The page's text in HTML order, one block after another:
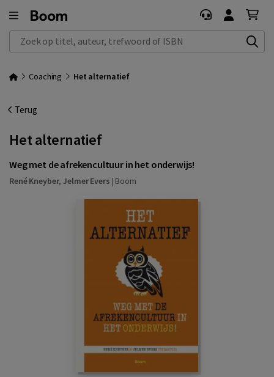
Zoek op titel, auteur, trefwoord of ISBN
Coaching Het alternatief
Terug
Het alternatief
Weg met de afrekencultuur in het onderwijs!
René Kneyber,Jelmer Evers | Boom